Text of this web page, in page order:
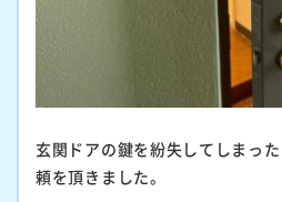
玄関ドアの鍵を紛失してしまっ
頼を頂きました。